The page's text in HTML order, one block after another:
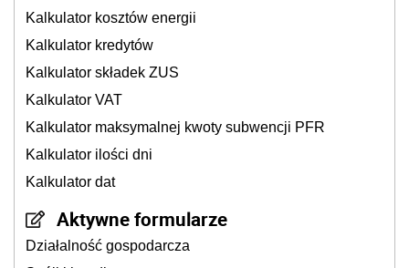
Kalkulator kosztów energii
Kalkulator kredytów
Kalkulator składek ZUS
Kalkulator VAT
Kalkulator maksymalnej kwoty subwencji PFR
Kalkulator ilości dni
Kalkulator dat
Aktywne formularze
Działalność gospodarcza